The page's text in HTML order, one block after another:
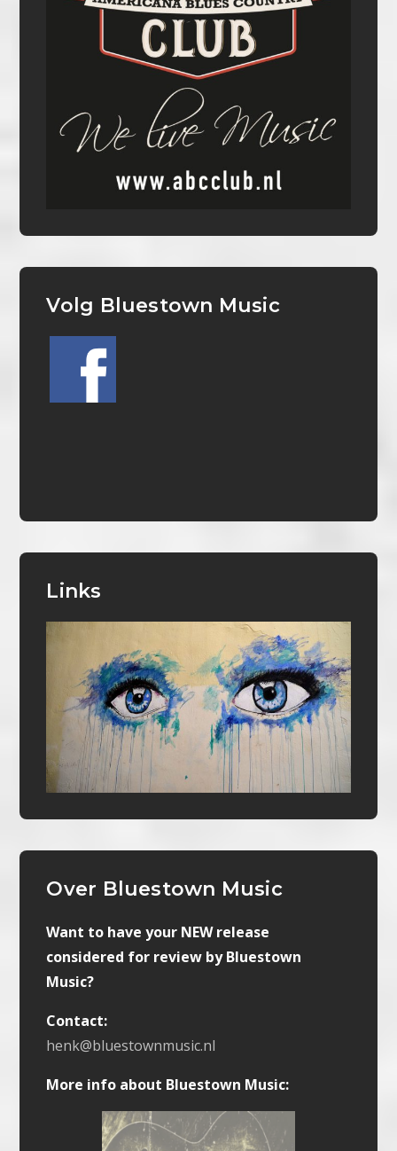
Volg Bluestown Music
Links
Over Bluestown Music
Want to have your NEW release
considered for review by Bluestown
Music?
Contact:
henk@bluestownmusic.nl
More info about Bluestown Music: